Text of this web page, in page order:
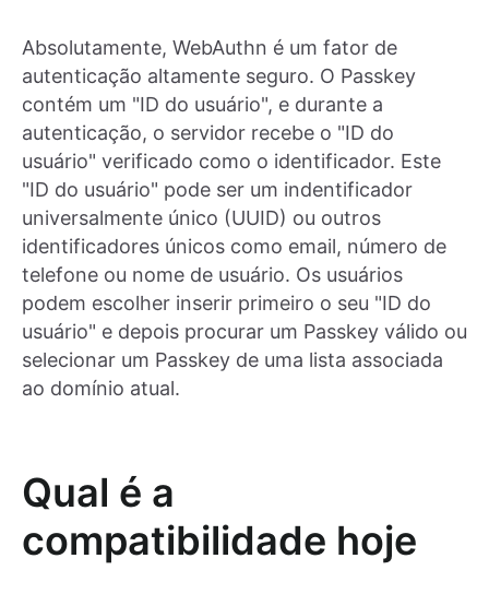
Absolutamente, WebAuthn é um fator de
autenticação altamente seguro. O Passkey
contém um "ID do usuário", e durante a
autenticação, o servidor recebe o "ID do
usuário" verificado como o identificador. Este
"ID do usuário" pode ser um indentificador
universalmente único (UUID) ou outros
identificadores únicos como email, número de
telefone ou nome de usuário. Os usuários
podem escolher inserir primeiro o seu "ID do
usuário" e depois procurar um Passkey válido ou
selecionar um Passkey de uma lista associada
ao domínio atual.
Qual é a
compatibilidade hoje